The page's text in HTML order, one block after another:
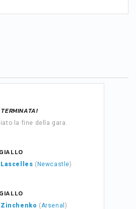
la fine della gara.
( Newcastle)
Zinchenko (Arsenal )